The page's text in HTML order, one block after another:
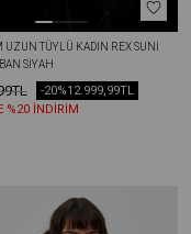
UZUN TÜYLÜ KADIN REX SUNI
SIYAH
12.999,99TL
-20%
%20 İNDİRİM